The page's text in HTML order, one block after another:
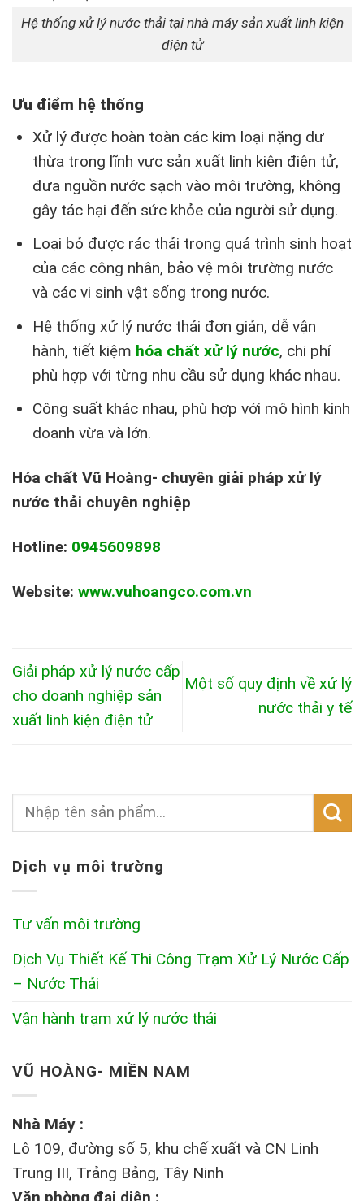
Hệ thống xử lý nước thải tại nhà máy sản xuất linh kiện
điện tử
Ưu điểm hệ thống
Xử lý được hoàn toàn các kim loại nặng dư
thừa trong lĩnh vực sản xuất linh kiện điện tử,
đưa nguồn nước sạch vào môi trường, không
gây tác hại đến sức khỏe của người sử dụng.
Loại bỏ được rác thải trong quá trình sinh hoạt
của các công nhân, bảo vệ môi trường nước
và các vi sinh vật sống trong nước.
Hệ thống xử lý nước thải đơn giản, dễ vận
hành, tiết kiệm hóa chất xử lý nước, chi phí
phù hợp với từng nhu cầu sử dụng khác nhau.
Công suất khác nhau, phù hợp với mô hình kinh
doanh vừa và lớn.
Hóa chất Vũ Hoàng- chuyên giải pháp xử lý
nước thải chuyên nghiệp
Hotline: 0945609898
Website: www.vuhoangco.com.vn
Giải pháp xử lý nước cấp
cho doanh nghiệp sản
xuất linh kiện điện tử
Một số quy định về xử lý
nước thải y tế
Dịch vụ môi trường
Tư vấn môi trường
Dịch Vụ Thiết Kế Thi Công Trạm Xử Lý Nước Cấp
– Nước Thải
Vận hành trạm xử lý nước thải
VŨ HOÀNG- MIỀN NAM
Nhà Máy :
Lô 109, đường số 5, khu chế xuất và CN Linh
Trung III, Trảng Bảng, Tây Ninh